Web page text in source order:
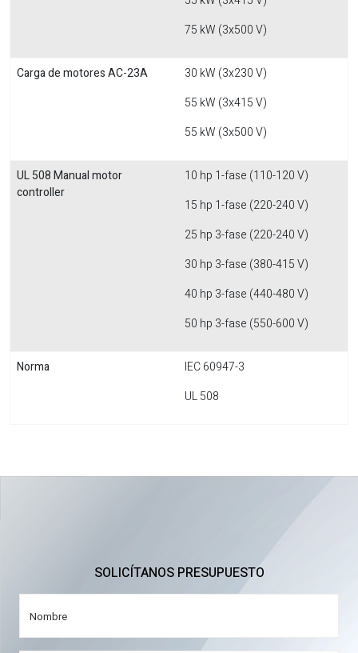
75 kW (3x500 V)
Carga de motores AC-23A
30 kW (3x230 V)
55 kW (3x415 V)
55 kW (3x500 V)
UL 508 Manual motor
controller
10 hp 1-fase (110-120 V)
15 hp 1-fase (220-240 V)
25 hp 3-fase (220-240 V)
30 hp 3-fase (380-415 V)
40 hp 3-fase (440-480 V)
50 hp 3-fase (550-600 V)
Norma
IEC 60947-3
UL 508
SOLICÍTANOS PRESUPUESTO